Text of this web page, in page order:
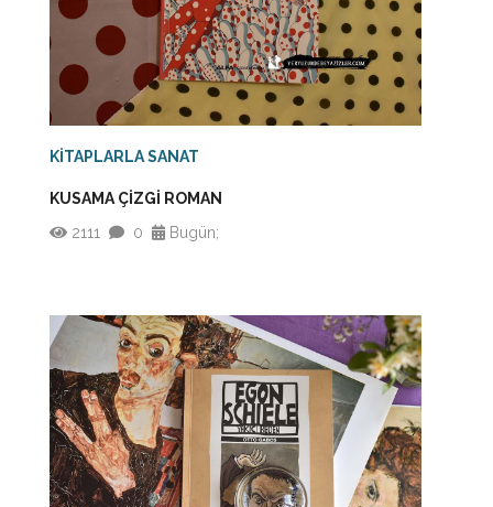
KİTAPLARLA SANAT
KUSAMA ÇİZGİ ROMAN
2111
0 Bugün;